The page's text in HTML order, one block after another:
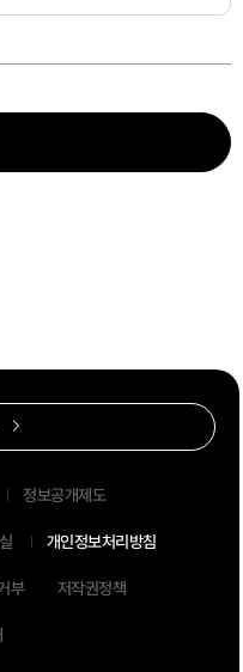
정보공개제도
개인정보처리방침
부 저작권정책